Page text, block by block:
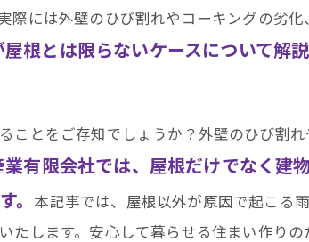
際には外壁のひび割れやコーキングの劣化
根とは限らないケースについて解説
ことをご存知でしょうか？外壁のひび割
業有限会社では、屋根だけでなく建
本記事では、屋根以外が原因で起こる
たします。安心して暮らせる住まい作りの